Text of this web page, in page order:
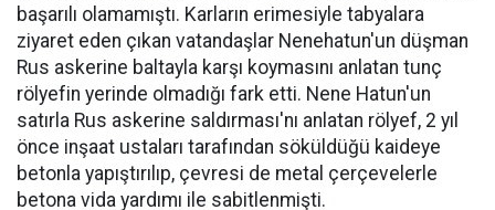
başarılı olamamıştı. Karların erimesiyle tabyalara
ziyaret eden çıkan vatandaşlar Nenehatun'un düşman
Rus askerine baltayla karşı koymasını anlatan tunç
rölyefin yerinde olmadığı fark etti. Nene Hatun'un
satırla Rus askerine saldırması'nı anlatan rölyef, 2 yıl
önce inşaat ustaları tarafından söküldüğü kaideye
betonla yapıştırılıp, çevresi de metal çerçevelerle
betona vida yardımı ile sabitlenmişti.